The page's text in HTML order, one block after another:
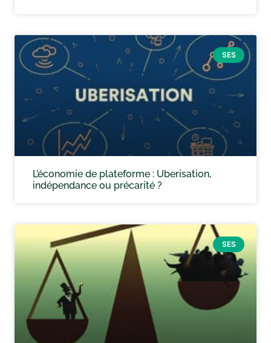
SES
L’économie de plateforme : Uberisation,
indépendance ou précarité ?
SES